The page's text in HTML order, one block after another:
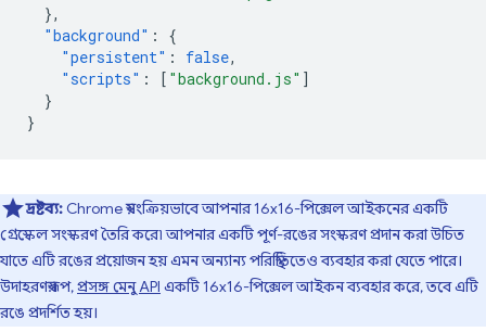
},
"background" :
{
"persistent" : false,
"scripts" : [ "background.js" ]
}
}
দ্রষ্টব্য: Chrome স্বয়ংক্রিয়ভাবে আপনার 16x16-পিক্সেল আইকনের একটি
গ্রেস্কেল সংস্করণ তৈরি করে৷ আপনার একটি পূর্ণ-রঙের সংস্করণ প্রদান করা উচিত
যাতে এটি রঙের প্রয়োজন হয় এমন অন্যান্য পরিস্থিতিতেও ব্যবহার করা যেতে পারে।
উদাহরণস্বরূপ,প্রসঙ্গ মেনু API একটি 16x16-পিক্সেল আইকন ব্যবহার করে, তবে এটি
রঙে প্রদর্শিত হয়।